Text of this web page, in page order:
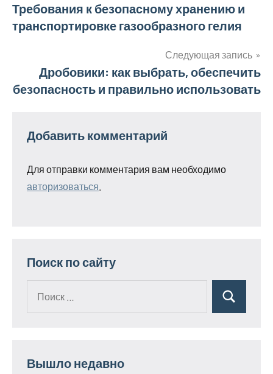
Навигация
по
Требования к безопасному хранению и
транспортировке газообразного гелия
Следующая запись
Дробовики: как выбрать, обеспечить
безопасность и правильно использовать
Добавить комментарий
Для отправки комментария вам необходимо
авторизоваться
Поиск по сайту
Поиск
Вышло недавно